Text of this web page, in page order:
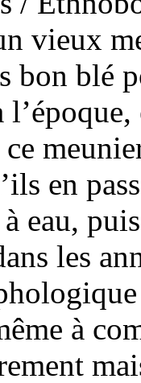
vieux
bon blé
en
eau,
les
à